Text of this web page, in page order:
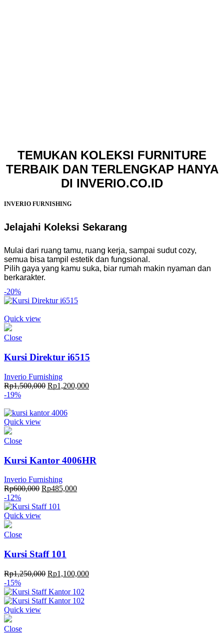
TEMUKAN KOLEKSI FURNITURE
TERBAIK DAN TERLENGKAP HANYA
DI INVERIO.CO.ID
INVERIO FURNISHING
Jelajahi Koleksi Sekarang
Mulai dari ruang tamu, ruang kerja, sampai sudut cozy,
semua bisa tampil estetik dan fungsional.
Pilih gaya yang kamu suka, biar rumah makin nyaman dan
berkarakter.
-20%
Quick view
Close
Kursi Direktur i6515
Inverio Furnishing
Rp1,500,000 Original
Rp1,500,000.
Rp1,200,000Current
-19%
Quick view
Close
Kursi Kantor 4006HR
Inverio Furnishing
Rp600,000 Original
was:
Rp485,000Current
-12%
Quick view
Close
Kursi Staff 101
Rp1,250,000 Original
was:
Rp1,250,000.
Rp1,100,000Current
-15%
Quick view
Close